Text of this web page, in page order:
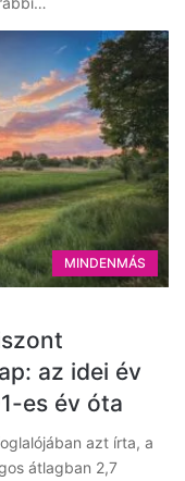
MINDENMÁS
az idei év
es év óta
azt írta, a
átlagban 2,7